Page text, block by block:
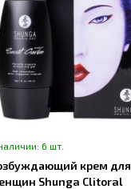
6 шт.
крем для
Shunga Clitoral